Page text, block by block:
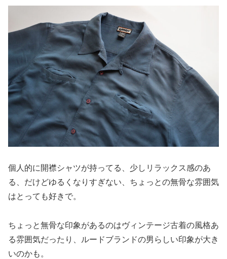
個人的に開襟シャツが持ってる、少しリラックス感のあ
る、だけどゆるくなりすぎない、ちょっとの無骨な雰囲気
はとっても好きで。
ちょっと無骨な印象があるのはヴィンテージ古着の風格あ
る雰囲気だったり、ルードブランドの男らしい印象が大き
いのかも。